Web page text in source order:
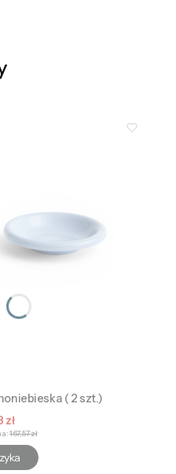
( 2 szt.)
zł
167,57 zł